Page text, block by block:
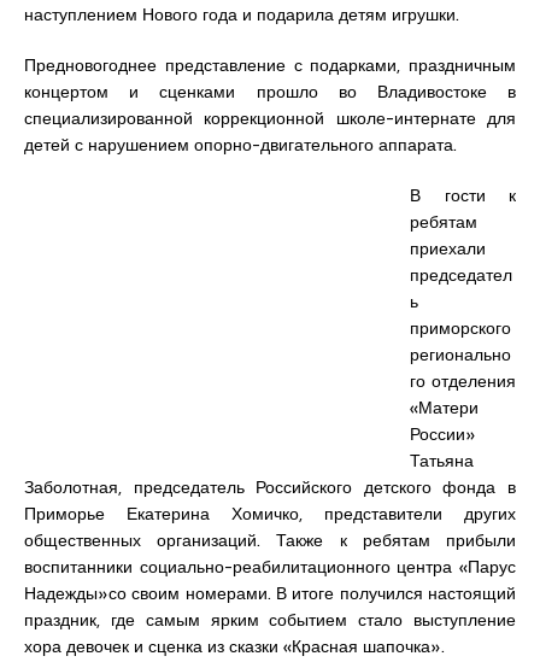
наступлением Нового года и подарила детям игрушки.
Предновогоднее представление с подарками, праздничным
концертом и сценками прошло во Владивостоке в
специализированной коррекционной школе-интернате для
детей с нарушением опорно-двигательного аппарата.
В гости к
ребятам
приехали
председател
ь
приморского
регионально
го отделения
«Матери
России»
Татьяна
Заболотная, председатель Российского детского фонда в
Приморье Екатерина Хомичко, представители других
общественных организаций. Также к ребятам прибыли
воспитанники социально-реабилитационного центра «Парус
Надежды»со своим номерами. В итоге получился настоящий
праздник, где самым ярким событием стало выступление
хора девочек и сценка из сказки «Красная шапочка».